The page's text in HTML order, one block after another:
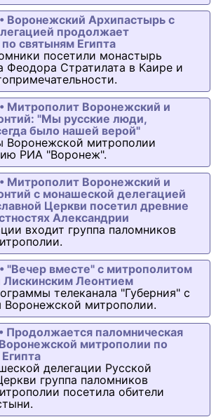
Воронежский Архипастырь с
продолжает
святыням Египта
посетили монастырь
Феодора Стратилата в Каире и
Митрополит Воронежский и
"Мы русские люди,
было нашей верой"
Воронежской митрополии
РИА "Воронеж".
Митрополит Воронежский и
с монашеской делегацией
Церкви посетил древние
Александрии
входит группа паломников
"Вечер вместе" с митрополитом
Леонтием
телеканала "Губерния" с
Воронежской митрополии.
Продолжается паломническая
митрополии по
делегации Русской
группа паломников
посетила обители